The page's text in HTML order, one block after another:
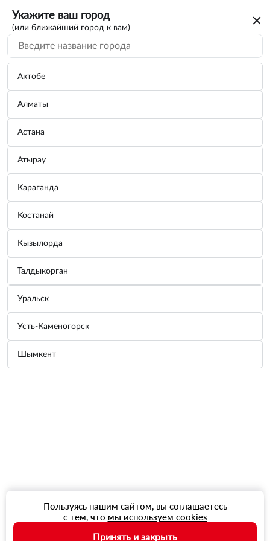
Укажите ваш город
(или ближайший город к вам)
Актобе
Алматы
Астана
Атырау
Караганда
Костанай
Кызылорда
Талдыкорган
Уральск
Усть-Каменогорск
Шымкент
Пользуясь нашим сайтом, вы соглашаетесь
с тем, что мы используем cookies
Принять и закрыть